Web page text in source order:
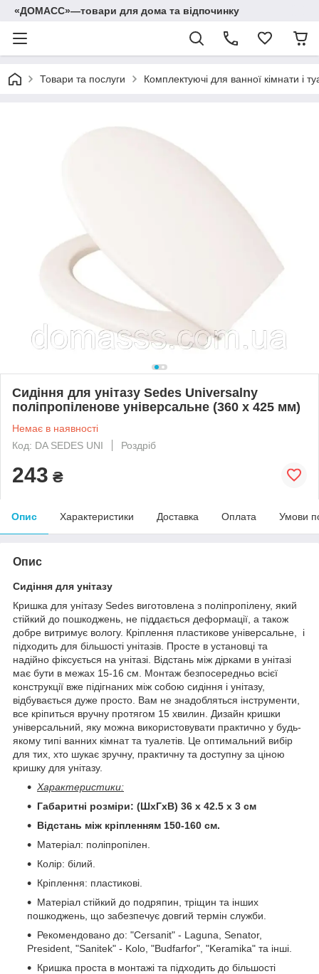
«ДОМАСС»—товари для дома та відпочинку
Товари та послуги Комплектуючі для ванної кімнати і
Сидіння для унітазу Sedes Universalny
поліпропіленове універсальне (360 х 425 мм)
Немає в наявності
Код: DA SEDES UNI
Роздріб
243 ₴
Опис Характеристики Доставка Оплата Умови
Опис
Сидіння для унітазу
Кришка для унітазу Sedes виготовлена з поліпропілену, який
стійкий до пошкоджень, не піддається деформації, а також
добре витримує вологу. Кріплення пластикове універсальне, і
підходить для більшості унітазів. Просте в установці та
надійно фіксується на унітазі. Відстань між дірками в унітазі
має бути в межах 15-16 см. Монтаж безпосередньо всієї
конструкції вже підігнаних між собою сидіння і унітазу,
відбувається дуже просто. Вам не знадобляться інструменти,
все кріпиться вручну протягом 15 хвилин. Дизайн кришки
універсальний, яку можна використовувати практично у будь-
якому типі ванних кімнат та туалетів. Це оптимальний вибір
для тих, хто шукає зручну, практичну та доступну за ціною
кришку для унітазу.
Характеристики:
Габаритні розміри: (ШхГхВ) 36 х 42.5 х 3 см
Відстань між кріпленням 150-160 см.
Матеріал: поліпропілен.
Колір: білий.
Кріплення: пластикові.
Матеріал стійкий до подряпин, тріщин та інших
пошкоджень, що забезпечує довгий термін служби.
Рекомендовано до: "Cersanit" - Laguna, Senator,
President, "Sanitek" - Kolo, "Budfarfor", "Keramika" та інші.
Кришка проста в монтажі та підходить до більшості